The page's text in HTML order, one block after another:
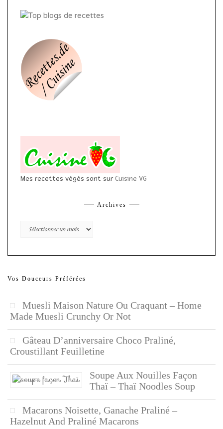
Mes recettes végés sont sur Cuisine VG
Archives
Archives
Vos Douceurs Préférées
Muesli Maison Nature Ou Craquant – Home
Made Muesli Crunchy Or Not
Gâteau D’anniversaire Choco Praliné,
Croustillant Feuilletine
Soupe Aux Nouilles Façon
Thaï – Thaï Noodles Soup
Macarons Noisette, Ganache Praliné –
Hazelnut And Praliné Macarons